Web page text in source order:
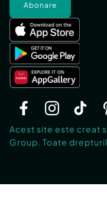
Abonare
Acest site este creat
Group. Toate